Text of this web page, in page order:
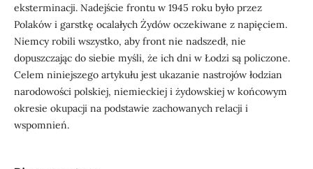
eksterminacji. Nadejście frontu w 1945 roku było przez
Polaków i garstkę ocalałych Żydów oczekiwane z napięciem.
Niemcy robili wszystko, aby front nie nadszedł, nie
dopuszczając do siebie myśli, że ich dni w Łodzi są policzone.
Celem niniejszego artykułu jest ukazanie nastrojów łodzian
narodowości polskiej, niemieckiej i żydowskiej w końcowym
okresie okupacji na podstawie zachowanych relacji i
wspomnień.